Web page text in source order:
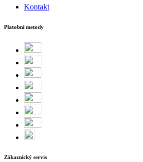
Kontakt
Platobní metody
Zákaznický servis